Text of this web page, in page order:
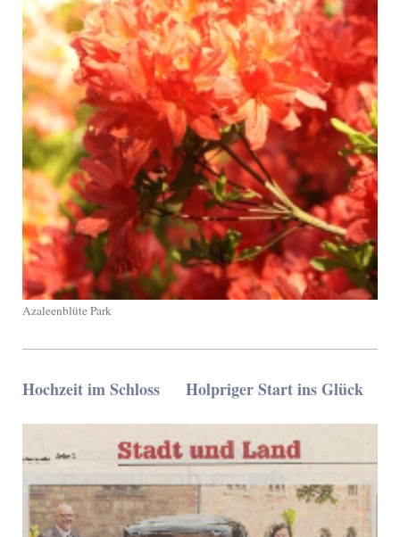
Azaleenblüte Park
Hochzeit im Schloss Holpriger Start ins Glück